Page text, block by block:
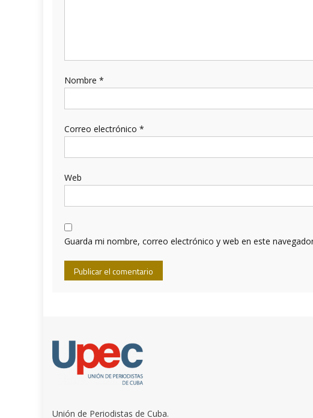
Nombre *
Correo electrónico *
Web
Guarda mi nombre, correo electrónico y web en este
Unión de Periodistas de Cuba.